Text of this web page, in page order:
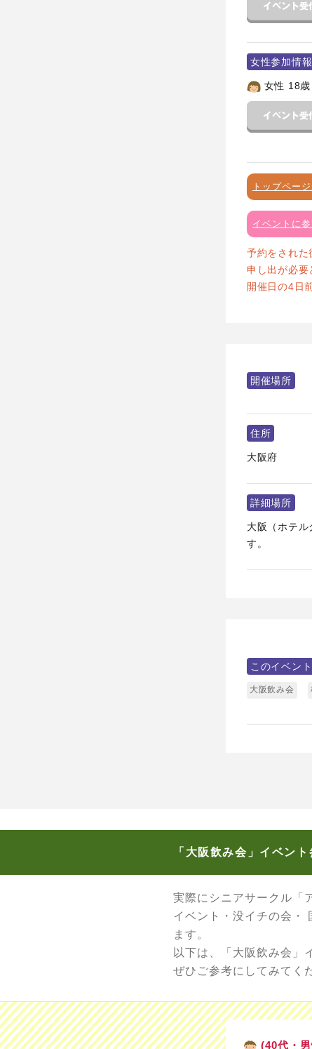
女性参加情報
女性 18
トップペー
イベントに
予約をされた
申し出が必要
開催日の4日
開催場所
住所
大阪府
詳細場所
大阪（ホテル
す。
このイベン
大阪飲み会
「大阪飲み会」イベン
実際にシニアサークル「
イベント・没イチの会・
ます。
以下は、「大阪飲み会」
ぜひご参考にしてみてく
(40代・